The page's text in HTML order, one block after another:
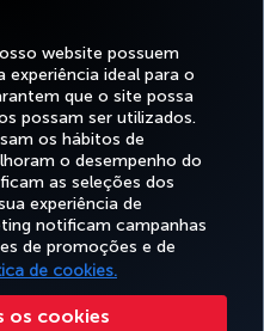
website possuem
ideal para o
que o site possa
possam ser utilizados.
os hábitos de
o desempenho do
as seleções dos
experiência de
notificam campanhas
de promoções e de
de cookies.
os cookies
LinkedIn
TiktokBlog
E
AJUDA